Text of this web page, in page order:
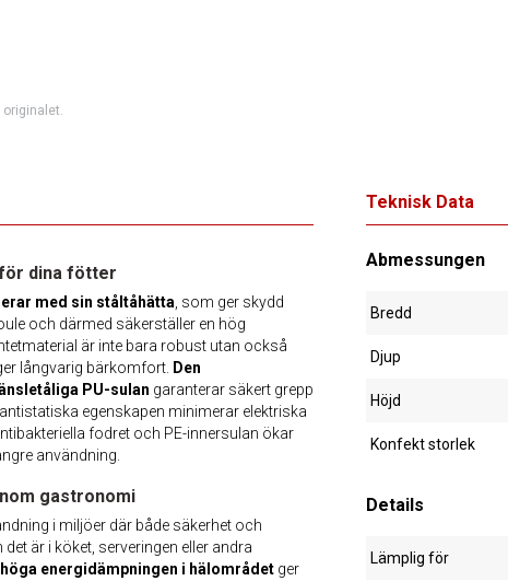
dina fötter
med sin ståltåhätta , som ger skydd
och därmed säkerställer en hög
är inte bara robust utan också
långvarig bärkomfort. Den
PU-sulan garanterar säkert grepp
egenskapen minimerar elektriska
fodret och PE-innersulan ökar
användning.
gastronomi
i miljöer där både säkerhet och
är i köket, serveringen eller andra
energidämpningen i hälområdet ger
Teknisk Data
Abmessungen
Bredd
Djup
Höjd
Konfekt storlek
Details
Lämplig för